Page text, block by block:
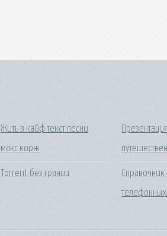
Жить в кайф текст песни
макс корж
Torrent без границ
Справочник